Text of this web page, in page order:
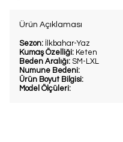
Ürün Açıklaması
Sezon: İlkbahar-Yaz
Kumaş Özelliği: Keten
Beden Aralığı: SM-LXL
Numune Bedeni:
Ürün Boyut Bilgisi:
Model Ölçüleri: